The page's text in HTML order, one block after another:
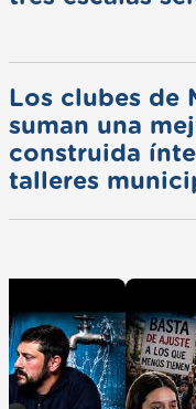
Los clubes de
suman una
construida
talleres